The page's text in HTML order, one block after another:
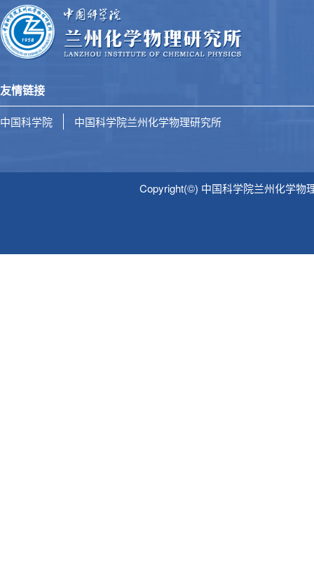
友情链接
中国科学院 中国科学院兰州化学物理研究所
Copyright(©) 中国科学院兰州化学物